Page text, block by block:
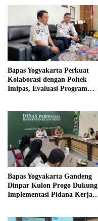
Bapas Yogyakarta Perkuat
Kolaborasi dengan Poltek
Imipas, Evaluasi Program
Bapas Yogyakarta Gandeng
Dinpar Kulon Progo Dukung
Implementasi Pidana Kerja